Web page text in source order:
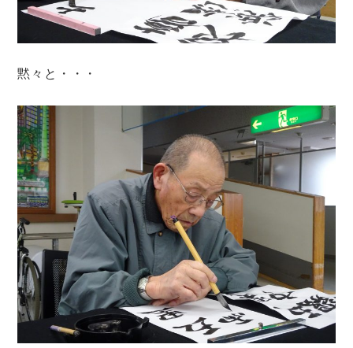
黙々と・・・